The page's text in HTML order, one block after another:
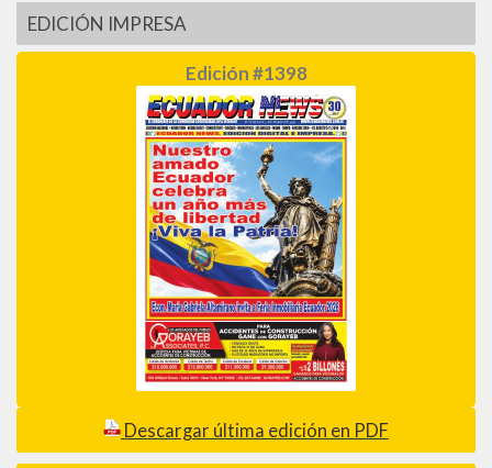
EDICIÓN IMPRESA
Edición #1398
Descargar última edición en PDF